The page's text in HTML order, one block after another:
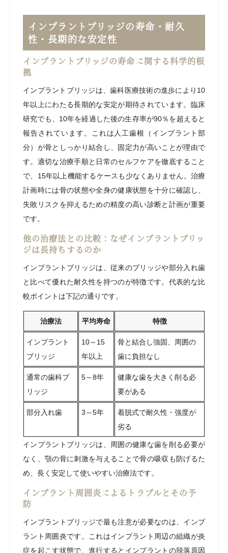
インプラントブリッジの寿命・耐久
性・長期的な安定性
インプラントブリッジの寿命に関する科学的根
拠
インプラントブリッジは、歯科医療技術の進歩により10
年以上にわたる長期的な安定が期待されています。臨床
研究でも、10年を経過した後の生存率が90％を超えると
報告されています。これは人工歯根（インプラント部
分）が骨としっかり結合し、固定力が高いことが理由で
す。適切な治療手順と日常のセルフケアを徹底すること
で、15年以上機能するケースも少なくありません。治療
計画時には骨の状態や全身の健康状態を十分に確認し、
失敗リスクを抑えるための精度の高い診断と計画が重要
です。
他の治療法との比較：なぜインプラントブリッ
ジは長持ちするのか
インプラントブリッジは、従来のブリッジや部分入れ歯
と比べて優れた耐久性を持つのが特徴です。代表的な比
較ポイントは下記の通りです。
治療法 平均寿命 特徴
インプラント
ブリッジ
10～15
年以上
骨と結合し強固、周囲の
歯に負担なし
通常の歯科ブ
リッジ
5～8年
健康な歯を大きく削る必
要がある
部分入れ歯 3～5年
着脱式で耐久性・強度が
劣る
インプラントブリッジは、周囲の健康な歯を削る必要が
なく、顎の骨に刺激を与えることで骨の吸収も防げるた
め、長く安定して使いやすい治療法です。
インプラント周囲炎によるトラブルとその予
防
インプラントブリッジで最も注意が必要なのは、インプ
ラント周囲炎です。これはインプラント周辺の組織が炎
症を起こす状態で、進行するとインプラントの脱落原因